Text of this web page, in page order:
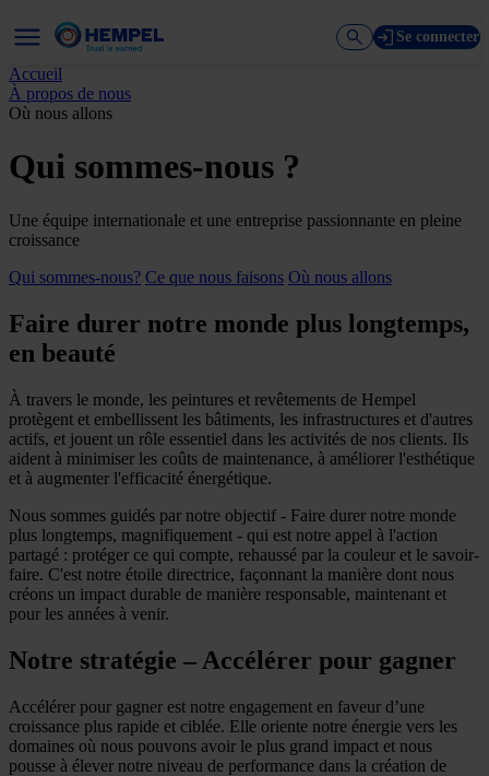
Se connecter
Accueil
À propos de nous
Où nous allons
Qui sommes-nous ?
Une équipe internationale et une entreprise passionnante en pleine
croissance
Qui sommes-nous? Ce que nous faisons Où nous allons
Faire durer notre monde plus longtemps,
en beauté
À travers le monde, les peintures et revêtements de Hempel
protègent et embellissent les bâtiments, les infrastructures et d'autres
actifs, et jouent un rôle essentiel dans les activités de nos clients. Ils
aident à minimiser les coûts de maintenance, à améliorer l'esthétique
et à augmenter l'efficacité énergétique.
Nous sommes guidés par notre objectif - Faire durer notre monde
plus longtemps, magnifiquement - qui est notre appel à l'action
partagé : protéger ce qui compte, rehaussé par la couleur et le savoir-
faire. C'est notre étoile directrice, façonnant la manière dont nous
créons un impact durable de manière responsable, maintenant et
pour les années à venir.
Notre stratégie – Accélérer pour gagner
Accélérer pour gagner est notre engagement en faveur d’une
croissance plus rapide et ciblée. Elle oriente notre énergie vers les
domaines où nous pouvons avoir le plus grand impact et nous
pousse à élever notre niveau de performance dans la création de